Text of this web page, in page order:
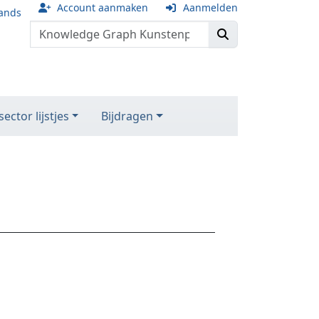
Account aanmaken Aanmelden
lijstjes Bijdragen